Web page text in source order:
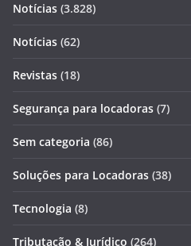
Notícias (3.828)
Notícias (62)
Revistas (18)
Segurança para locadoras (7)
Sem categoria (86)
Soluções para Locadoras (38)
Tecnologia (8)
Tributação & Jurídico (264)